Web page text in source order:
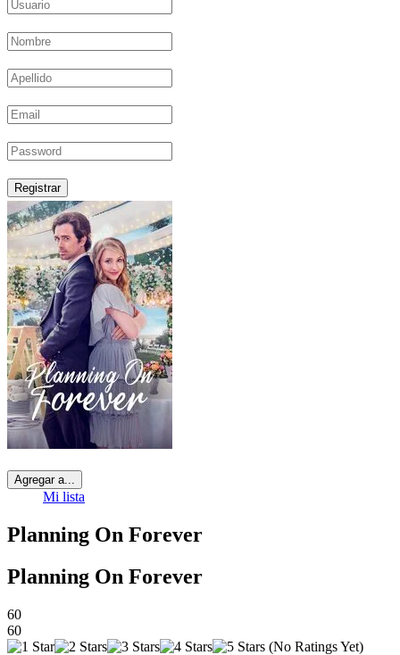
Registrar
Agregar a...
Mi lista
Planning On Forever
Planning On Forever
60
60
(No Ratings Yet)